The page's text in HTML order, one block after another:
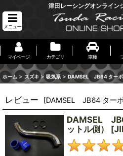
津田レーシングオンライン
メニュー
マイページ カテゴリ 車種
ホーム > スズキ > 吸気系 > DAMSEL JB64 ターボ
レビュー [DAMSEL JB64 ター
DAMSEL
ットル側）
[